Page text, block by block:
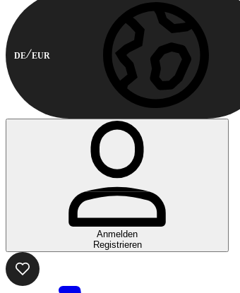
DE EUR
Anmelden
Registrieren